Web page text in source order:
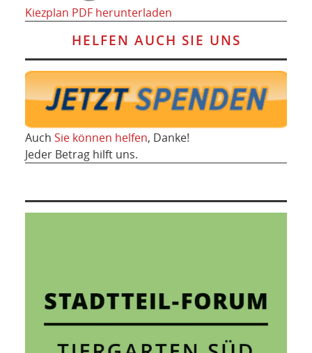
Kiezplan PDF herunterladen
HELFEN AUCH SIE UNS
Auch Sie können helfen, Danke!
Jeder Betrag hilft uns.